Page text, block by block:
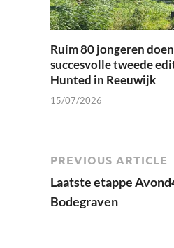
Ruim 80 jongeren
succesvolle tweede
Hunted in Reeuwijk
15/07/2026
PREVIOUS ARTICLE
Laatste etappe
Bodegraven